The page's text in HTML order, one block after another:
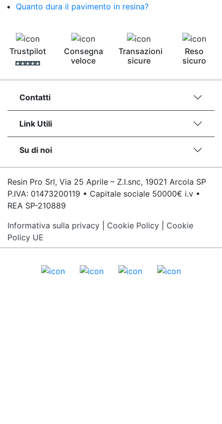
Quanto dura il pavimento in resina?
Trustpilot
Consegna
veloce
Transazioni
sicure
Reso
sicuro
Contatti
Link Utili
Su di noi
Resin Pro Srl, Via 25 Aprile – Z.I.snc, 19021 Arcola SP
P.IVA: 01473200119 • Capitale sociale 50000€ i.v •
REA SP-210889
Informativa sulla privacy
Cookie Policy
Cookie
Policy UE